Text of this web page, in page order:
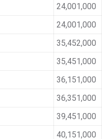
24,001,000
24,001,000
35,452,000
35,451,000
36,151,000
36,351,000
39,451,000
40,151,000